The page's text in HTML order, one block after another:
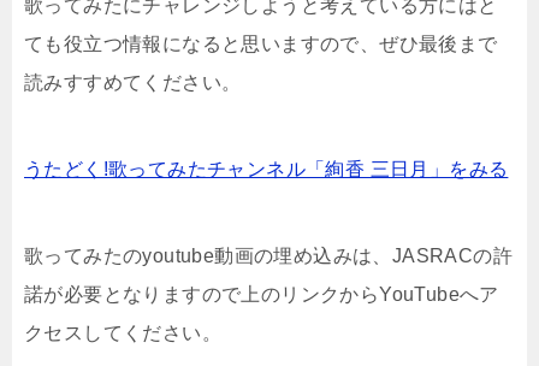
歌ってみたにチャレンジしようと考えている方にはと
ても役立つ情報になると思いますので、ぜひ最後まで
読みすすめてください。
うたどく!歌ってみたチャンネル「絢香 三日月」をみる
歌ってみたのyoutube動画の埋め込みは、JASRACの許
諾が必要となりますので上のリンクからYouTubeへア
クセスしてください。